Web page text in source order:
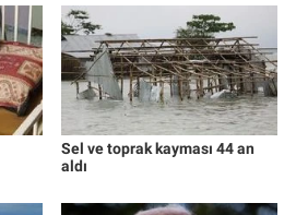
Sel ve toprak kayması 44 an
aldı